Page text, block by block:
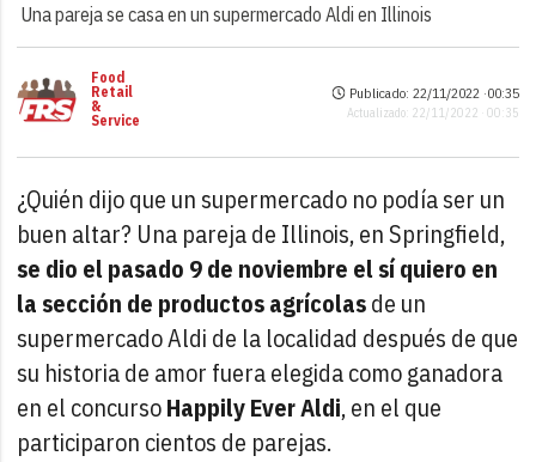
Una pareja se casa en un supermercado Aldi en Illinois
Food
Retail
&
Service
Publicado: 22/11/2022 ·00:35
Actualizado: 22/11/2022 · 00:35
¿Quién dijo que un supermercado no podía ser un
buen altar? Una pareja de Illinois, en Springfield,
se dio el pasado 9 de noviembre el sí quiero en
la sección de productos agrícolasde un
supermercado Aldi de la localidad después de que
su historia de amor fuera elegida como ganadora
en el concursoHappily Ever Aldi, en el que
participaron cientos de parejas.